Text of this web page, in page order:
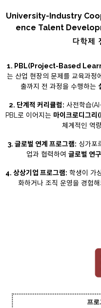
University-Industry
ence Talent
다학제
1. PBL(Project-Based
는 산업 현장의 문제를 교육과정
출까지 전 과정을 수행하는
2. 단계적 커리큘럼: 사전학습
PBL로 이어지는 마이크로디그
체계적인 역
3. 글로벌 연계 프로그램: 싱가포
업과 협력하여 글로벌 연
4. 상상기업 프로그램: 학생이 가
화하거나 조직 운영을 경험
프